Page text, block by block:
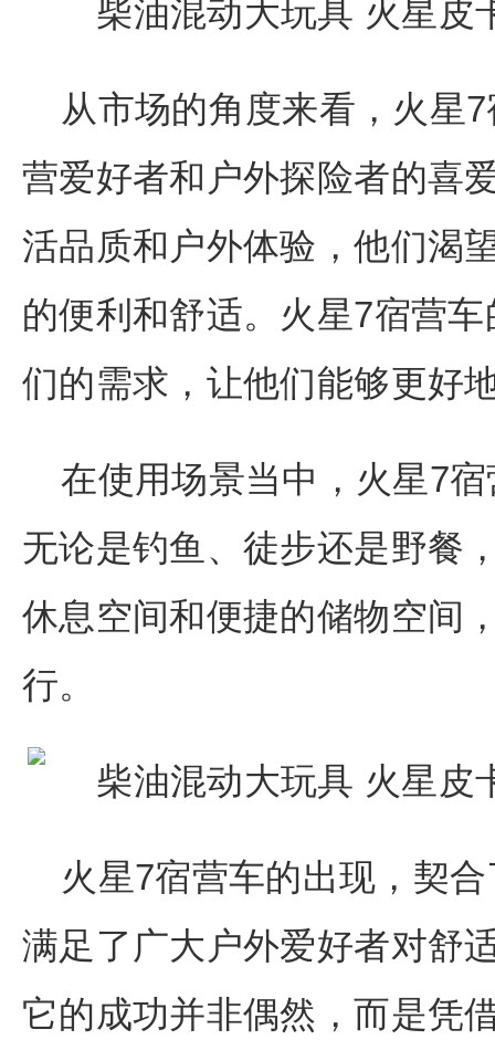
从市场的角度来看，火星
营爱好者和户外探险者的喜
活品质和户外体验，他们渴
的便利和舒适。火星7宿营
们的需求，让他们能够更好
在使用场景当中，火星7
无论是钓鱼、徒步还是野餐
休息空间和便捷的储物空间
行。
火星7宿营车的出现，契
满足了广大户外爱好者对舒
它的成功并非偶然，而是凭